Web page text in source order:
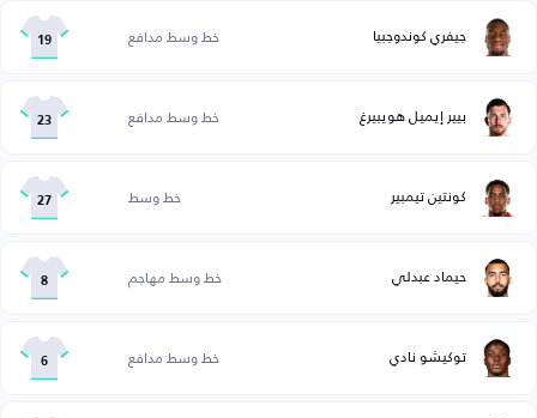
جيفري كوندوجبيا خط وسط مدافع 19
بيير إيميل هويبيرغ خط وسط مدافع 23
كونتين تيمبير خط وسط 27
حيماد عبدلي خط وسط مهاجم 8
توكيشو نادي خط وسط مدافع 6